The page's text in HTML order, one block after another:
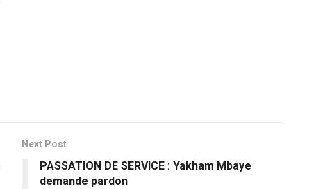
Next Post
PASSATION DE SERVICE : Yakham Mbaye
demande pardon